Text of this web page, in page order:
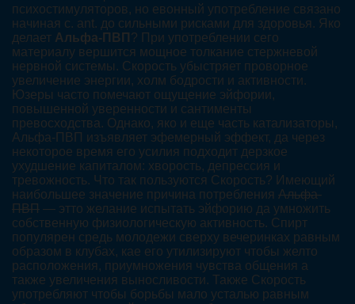
психостимуляторов, но евонный употребление связано
начиная с. ant. до сильными рисками для здоровья. Яко
делает Альфа-ПВП ? При употреблении сего
материалу вершится мощное толкание стержневой
нервной системы. Скорость убыстряет проворное
увеличение энергии, холм бодрости и активности.
Юзеры часто помечают ощущение эйфории,
повышенной уверенности и сантименты
превосходства. Однако, яко и еще часть катализаторы,
Альфа-ПВП изъявляет эфемерный эффект, да через
некоторое время его усилия подходит дерзкое
ухудшение капиталом: хворость, депрессия и
тревожность. Что так пользуются Скорость? Имеющий
наибольшее значение причина потребления Альфа-
ПВП — этто желание испытать эйфорию да умножить
собственную физиологическую активность. Спирт
популярен средь молодежи сверху вечеринках равным
образом в клубах, кае его утилизируют чтобы желто
расположения, приумножения чувства общения а
также увеличения выносливости. Также Скорость
употребляют чтобы борьбы мало усталью равным